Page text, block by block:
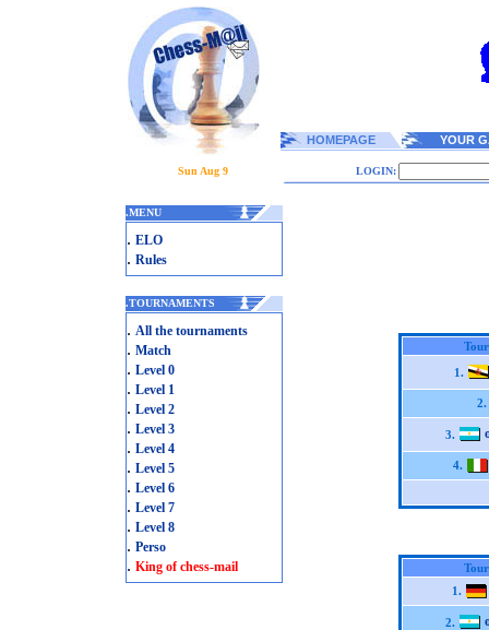
HOMEPAGE YOUR
Sun Aug 9 LOGIN:
.MENU
. ELO
. Rules
.TOURNAMENTS
. All the tournaments
. Match
. Level 0
. Level 1
. Level 2
. Level 3
. Level 4
. Level 5
. Level 6
. Level 7
. Level 8
. Perso
. King of chess-mail
1.
2.
3.
4.
1.
2.